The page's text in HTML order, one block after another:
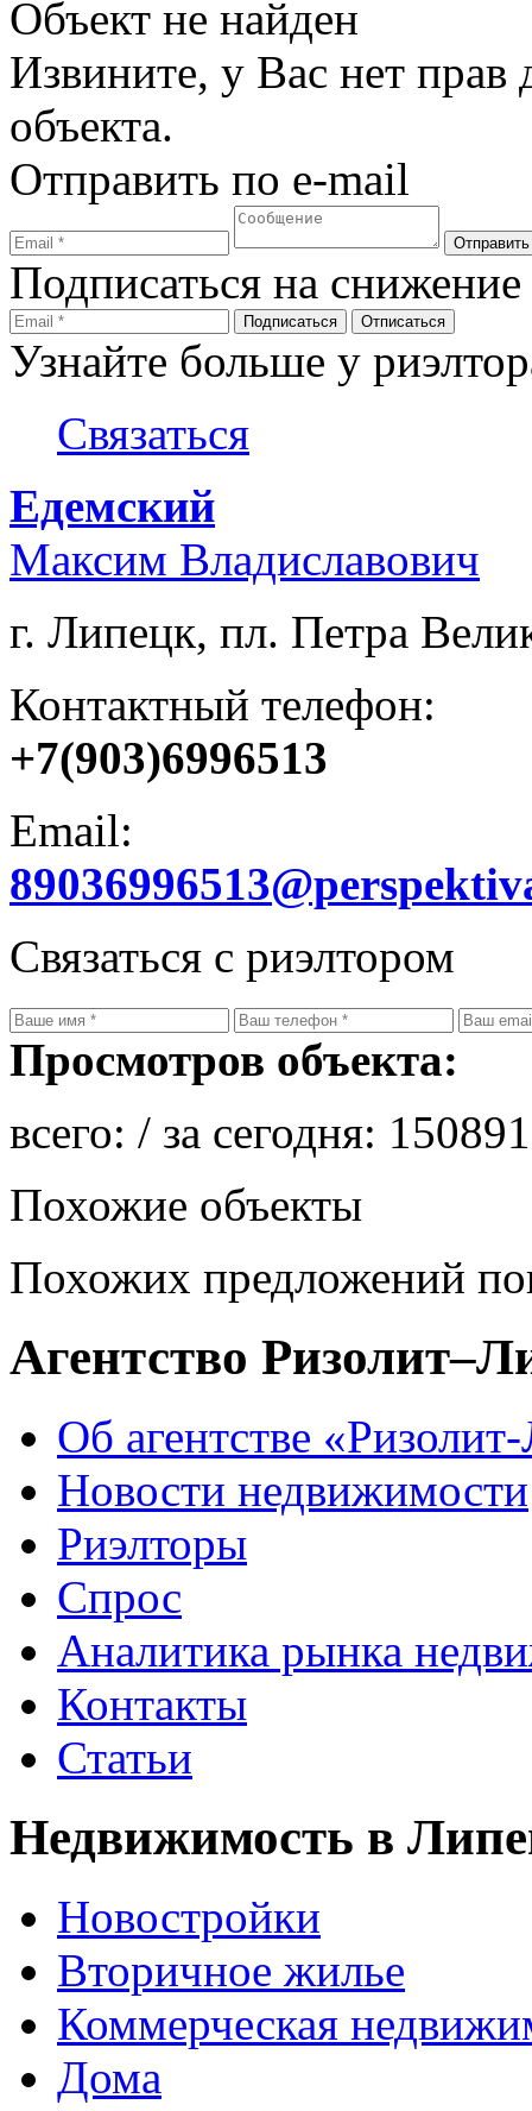
Объект не найден
Извините, у Вас нет прав
объекта.
Отправить по e-mail
Подписаться на
Узнайте больше у
Связаться
Едемский
Максим Владиславович
г. Липецк, пл. Петра
Контактный телефон:
+7(903)6996513
Email:
Связаться с риэлтором
Просмотров объекта:
всего: / за сегодня:
Похожие объекты
Похожих предложений
Агентство
Об агентстве
Новости недвижимости
Риэлторы
Спрос
Аналитика рынка
Контакты
Статьи
Недвижимость в
Новостройки
Вторичное жилье
Коммерческая
Дома